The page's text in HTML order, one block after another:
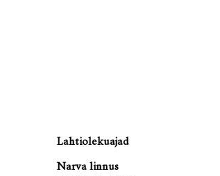
Lahtiolekuajad
Narva linnus